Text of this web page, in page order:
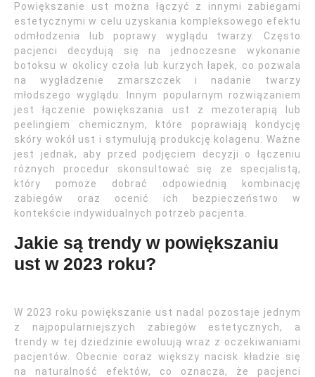
Powiększanie ust można łączyć z innymi zabiegami
estetycznymi w celu uzyskania kompleksowego efektu
odmłodzenia lub poprawy wyglądu twarzy. Często
pacjenci decydują się na jednoczesne wykonanie
botoksu w okolicy czoła lub kurzych łapek, co pozwala
na wygładzenie zmarszczek i nadanie twarzy
młodszego wyglądu. Innym popularnym rozwiązaniem
jest łączenie powiększania ust z mezoterapią lub
peelingiem chemicznym, które poprawiają kondycję
skóry wokół ust i stymulują produkcję kolagenu. Ważne
jest jednak, aby przed podjęciem decyzji o łączeniu
różnych procedur skonsultować się ze specjalistą,
który pomoże dobrać odpowiednią kombinację
zabiegów oraz ocenić ich bezpieczeństwo w
kontekście indywidualnych potrzeb pacjenta.
Jakie są trendy w powiększaniu
ust w 2023 roku?
W 2023 roku powiększanie ust nadal pozostaje jednym
z najpopularniejszych zabiegów estetycznych, a
trendy w tej dziedzinie ewoluują wraz z oczekiwaniami
pacjentów. Obecnie coraz większy nacisk kładzie się
na naturalność efektów, co oznacza, że pacjenci